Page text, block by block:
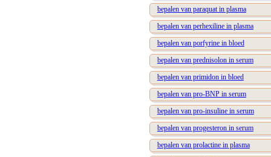
bepalen van paraquat in plasma
bepalen van perhexiline in plasma
bepalen van porfyrine in bloed
bepalen van prednisolon in serum
bepalen van primidon in bloed
bepalen van pro-BNP in serum
bepalen van pro-insuline in serum
bepalen van progesteron in serum
bepalen van prolactine in plasma